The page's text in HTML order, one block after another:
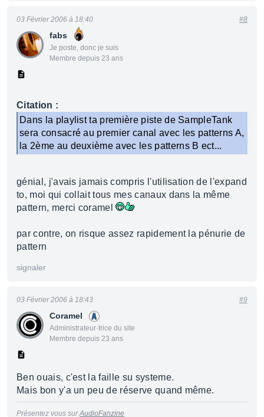
fabs
Je poste, donc je suis
Membre depuis 23 ans
03 Février 2006 à 18:40 #8
Citation :
Dans la playlist ta première piste de SampleTank
sera consacré au premier canal avec les patterns A,
la 2ème au deuxième avec les patterns B ect...
génial, j'avais jamais compris l'utilisation de l'expand
to, moi qui collait tous mes canaux dans la même
pattern, merci coramel
par contre, on risque assez rapidement la pénurie de
pattern
signaler
Coramel
Administrateur·trice du site
Membre depuis 23 ans
03 Février 2006 à 18:43 #9
Ben ouais, c'est la faille su systeme.
Mais bon y'a un peu de réserve quand même.
Présentez vous surAudioFanzine